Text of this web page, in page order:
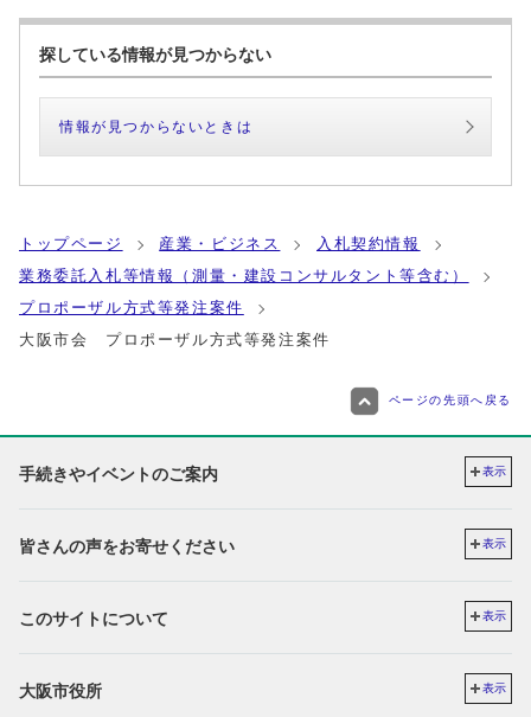
探している情報が見つからない
情報が見つからないときは
トップページ 産業・ビジネス
入札契約情報
業務委託入札等情報（測量・建設コンサルタント等含む）
プロポーザル方式等発注案件
大阪市会 プロポーザル方式等発注案件
ページの先頭へ戻る
手続きやイベントのご案内 表示
皆さんの声をお寄せください 表示
このサイトについて 表示
大阪市役所 表示